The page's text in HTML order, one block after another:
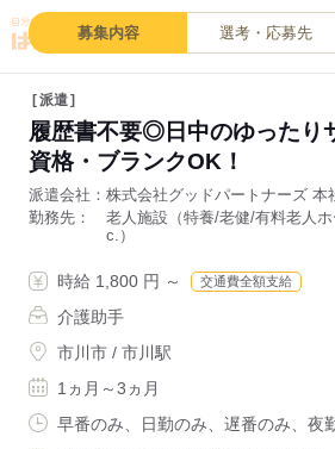
募集内容 選考・応募先
派遣
履歴書不要◎日中のゆったり
資格・ブランクOK！
派遣会社
株式会社グッドパートナーズ 本
勤務先
老人施設（特養/老健/有料老人
c.）
時給 1,800 円 ～ 交通費全額支給
介護助手
市川市 / 市川駅
1ヵ月～3ヵ月
早番のみ、日勤のみ、遅番のみ、夜